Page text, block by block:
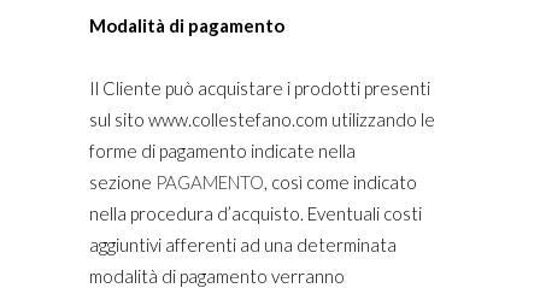
Modalità di pagamento
Il Cliente può acquistare i prodotti presenti
sul sito www.collestefano.com utilizzando le
forme di pagamento indicate nella
sezione PAGAMENTO, così come indicato
nella procedura d’acquisto. Eventuali costi
aggiuntivi afferenti ad una determinata
modalità di pagamento verranno